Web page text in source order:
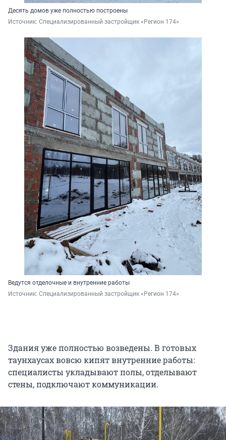
Десять домов уже полностью построены
Источник: Специализированный застройщик «Регион 174»
Ведутся отделочные и внутренние работы
Источник: Специализированный застройщик «Регион 174»
Здания уже полностью возведены. В готовых
таунхаусах вовсю кипят внутренние работы:
специалисты укладывают полы, отделывают
стены, подключают коммуникации.